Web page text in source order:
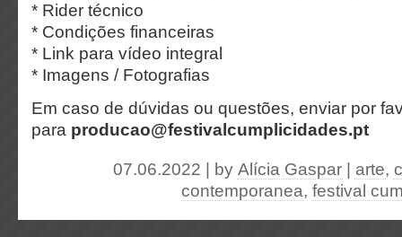
* Rider técnico
* Condições financeiras
* Link para vídeo integral
* Imagens / Fotografias
Em caso de dúvidas ou questões, enviar por
para producao@festivalcumplicidades.pt
07.06.2022 | by Alícia Gaspar arte,
contemporanea, festival